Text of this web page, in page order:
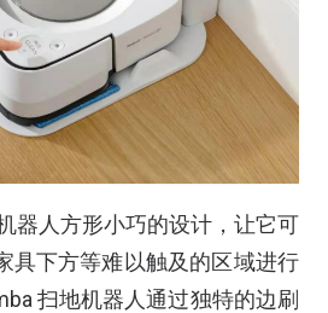
器人方形小巧的设计，让它可
具下方等难以触及的区域进行
扫地机器人通过独特的边刷